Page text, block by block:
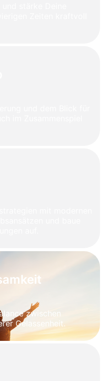
zwischen
Gelassenheit.